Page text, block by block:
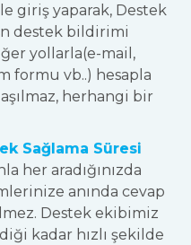
giriş yaparak, Destek
destek bildirimi
yollarla(e-mail,
formu vb..) hesapla
herhangi bir
Sağlama Süresi
her aradığınızda
anında cevap
Destek ekibimiz
kadar hızlı şekilde